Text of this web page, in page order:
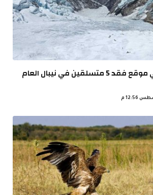
العثور على جثث في موقع فقد 5 متسلقين في نيبال العام